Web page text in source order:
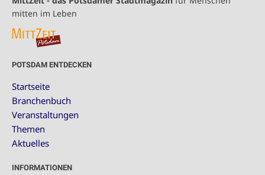
mitten im Leben
POTSDAM ENTDECKEN
Startseite
Branchenbuch
Veranstaltungen
Themen
Aktuelles
INFORMATIONEN